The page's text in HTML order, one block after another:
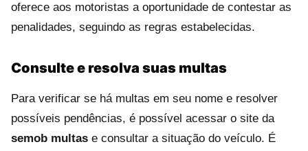
oferece aos motoristas a oportunidade de contestar as
penalidades, seguindo as regras estabelecidas.
Consulte e resolva suas multas
Para verificar se há multas em seu nome e resolver
possíveis pendências, é possível acessar o site da
semob multas e consultar a situação do veículo. É